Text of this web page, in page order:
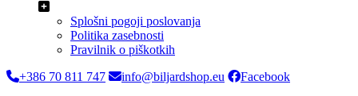
Splošni pogoji poslovanja
Politika zasebnosti
Pravilnik o piškotkih
+386 70 811 747
info@biljardshop.eu
Facebook